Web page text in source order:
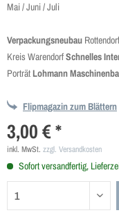
Mai / Juni / Juli
Verpackungsneubau
Kreis WarendorfSchnelles
Porträt Lohmann
Flipmagazin zum Blättern
3,00 € *
inkl. MwSt. zzgl. Versandkosten
Sofort versandfertig,